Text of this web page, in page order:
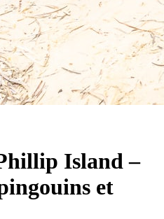
Island –
et